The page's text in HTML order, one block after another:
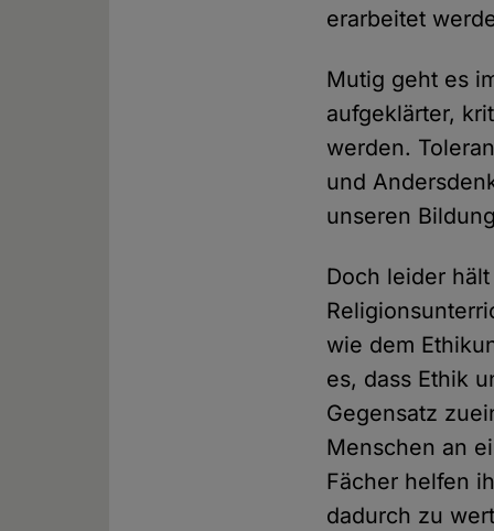
erarbeitet
Mutig geht es
aufgeklärter,
werden.
und
unseren
Doch leider
wie dem
es, dass Ethik
Gegensatz
Menschen an
Fächer helfen
dadurch zu